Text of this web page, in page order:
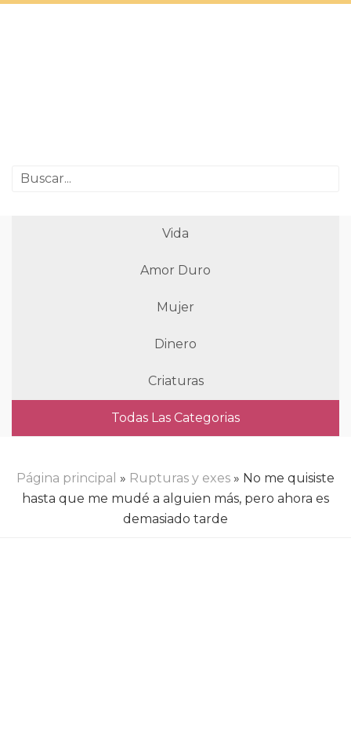
Vida
Amor Duro
Mujer
Dinero
Criaturas
Todas Las Categorias
Página principal » Rupturas y exes » No me quisiste
hasta que me mudé a alguien más, pero ahora es
demasiado tarde